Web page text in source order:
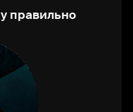
правильно